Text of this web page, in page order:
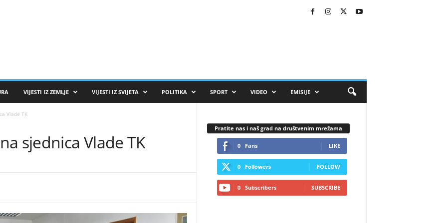
VIJESTI IZ ZEMLJE VIJESTI IZ SVIJETA POLITIKA SPORT VIDEO EMISIJE
Vlade TK
sjednica Vlade TK
Pratite nas i naš grad na društvenim mrežama
0 Fans LIKE
0 Followers FOLLOW
0 Subscribers SUBSCRIBE